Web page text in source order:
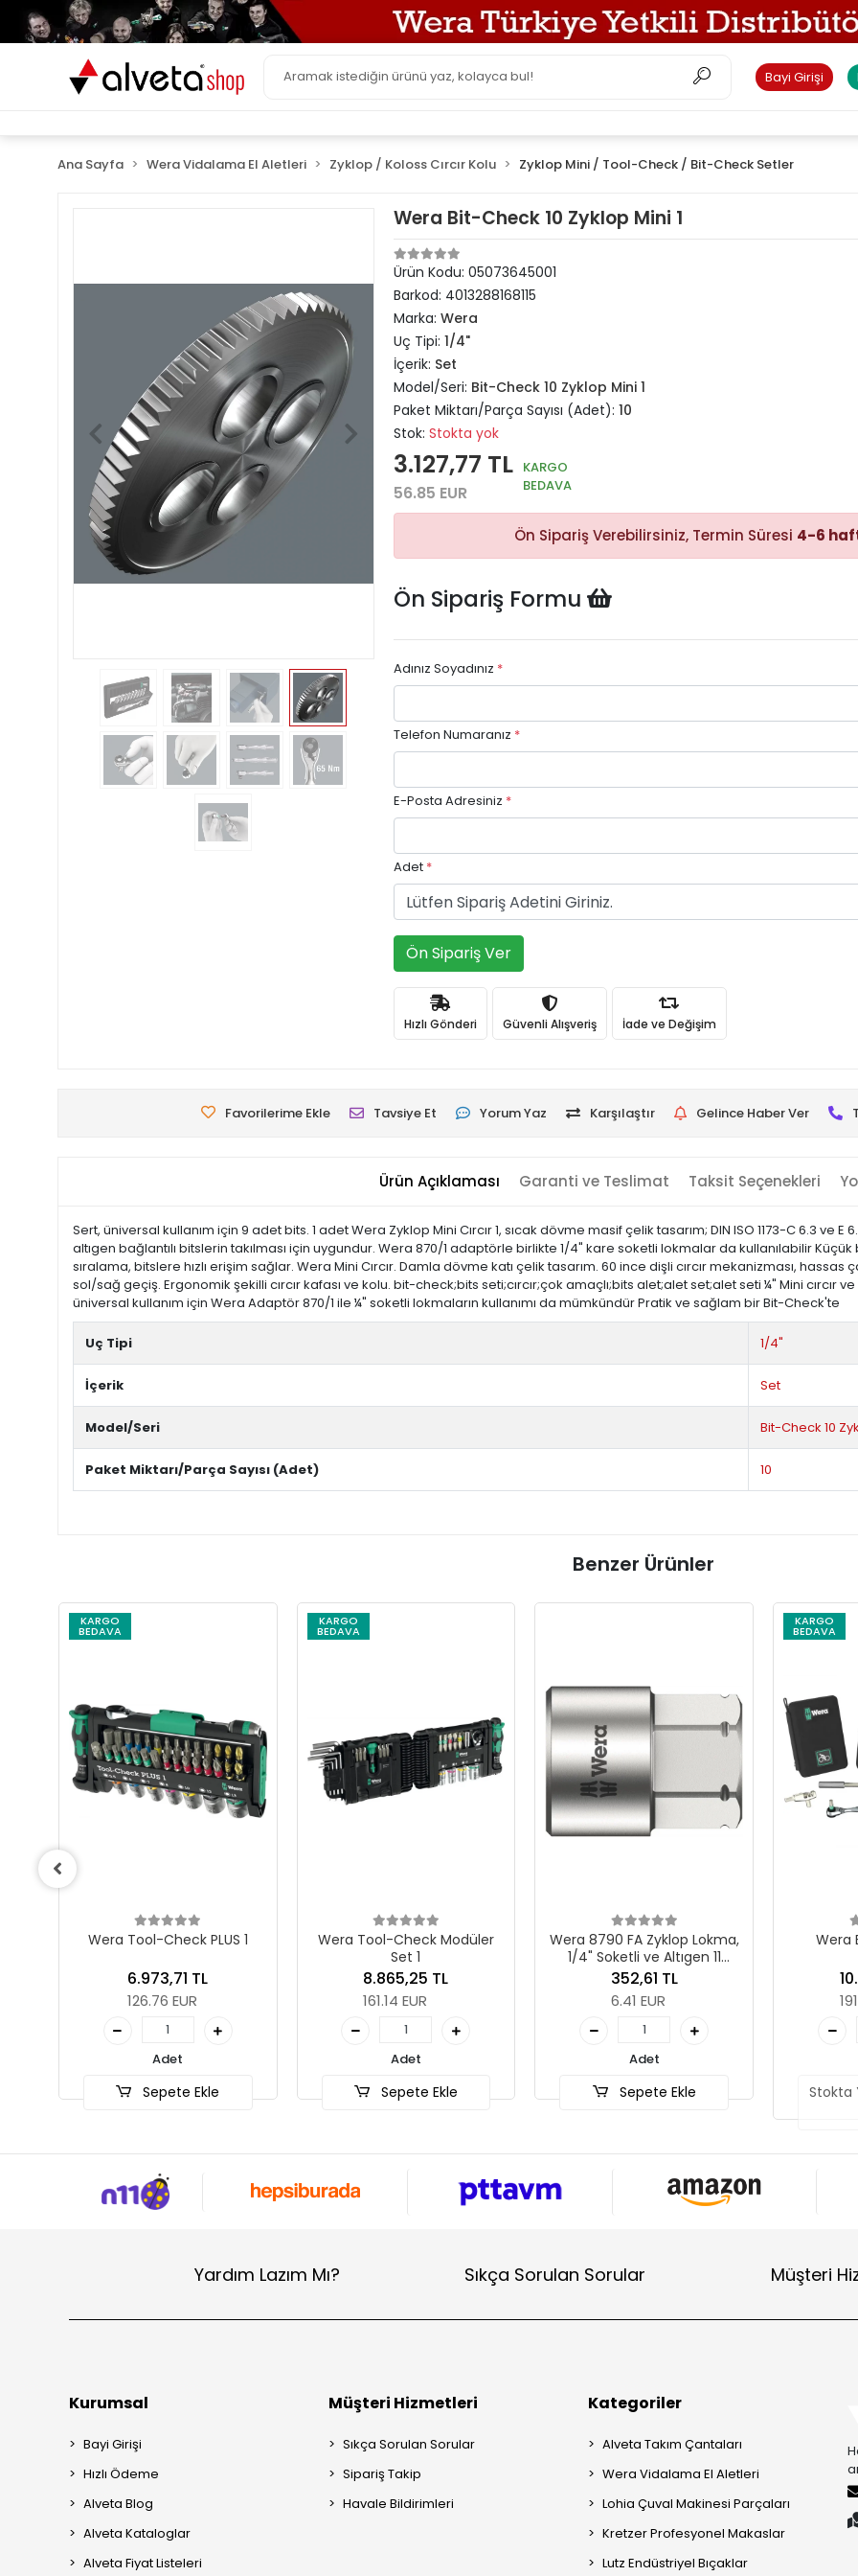
Bayi Girişi
Ana Sayfa Wera Vidalama El Aletleri Zyklop / Koloss Cırcır Kolu Zyklop Mini / Tool-Check / Bit-Check Setler
Wera Bit-Check 10 Zyklop Mini 1
Ürün Kodu: 05073645001
Barkod: 4013288168115
Marka: Wera
Uç Tipi: 1/4"
İçerik: Set
Model/Seri: Bit-Check 10 Zyklop Mini 1
Paket Miktarı/Parça Sayısı (Adet): 10
Stok: Stokta yok
3.127,77 TL
56.85 EUR
KARGO
BEDAVA
Ön Sipariş Verebilirsiniz, Termin Süresi 4-6
Ön Sipariş Formu
Adınız Soyadınız *
Telefon Numaranız *
E-Posta Adresiniz *
Adet *
Ön Sipariş Ver
Hızlı Gönderi Güvenli Alışveriş İade ve Değişim
Hızlı Satın
Alma
Sepete
ekleyerek
Favorilerime Ekle Tavsiye Et Yorum Yaz Karşılaştır Gelince Haber Ver
Ürün Açıklaması Garanti ve Teslimat Taksit Seçenekleri
Sert, üniversal kullanım için 9 adet bits. 1 adet Wera Zyklop Mini Cırcır 1, sıcak dövme masif çelik tasarım; DIN ISO 1173-C 6.3 ve
altıgen bağlantılı bitslerin takılması için uygundur. Wera 870/1 adaptörle birlikte 1/4" kare soketli lokmalar da kullanılabilir
sıralama, bitslere hızlı erişim sağlar. Wera Mini Cırcır. Damla dövme katı çelik tasarım. 60 ince dişli cırcır mekanizması,
sol/sağ geçiş. Ergonomik şekilli cırcır kafası ve kolu. bit-check;bits seti;cırcır;çok amaçlı;bits alet;alet set;alet seti ¼" Mini
üniversal kullanım için Wera Adaptör 870/1 ile ¼" soketli lokmaların kullanımı da mümkündür Pratik ve sağlam bir Bit-Check'te
Uç Tipi 1/4"
İçerik Set
Model/Seri Bit-Check 10
Paket Miktarı/Parça Sayısı (Adet) 10
Benzer Ürünler
KARGO
BEDAVA
Wera Tool-Check PLUS 1
6.973,71 TL
126.76 EUR
Adet
Sepete Ekle
KARGO
BEDAVA
Wera Tool-Check Modüler
Set 1
8.865,25 TL
161.14 EUR
Adet
Sepete Ekle
Wera 8790 FA Zyklop Lokma,
1/4" Soketli ve Altıgen 11
Sürücülü, 10 mm
352,61 TL
6.41 EUR
Adet
Sepete Ekle
KARGO
BEDAVA
Wera
Stokta
Yardım Lazım Mı? Sıkça Sorulan Sorular Müşteri
Kurumsal
Bayi Girişi
Hızlı Ödeme
Alveta Blog
Alveta Kataloglar
Alveta Fiyat Listeleri
Müşteri Hizmetleri
Sıkça Sorulan Sorular
Sipariş Takip
Havale Bildirimleri
Kategoriler
Alveta Takım Çantaları
Wera Vidalama El Aletleri
Lohia Çuval Makinesi Parçaları
Kretzer Profesyonel Makaslar
Lutz Endüstriyel Bıçaklar